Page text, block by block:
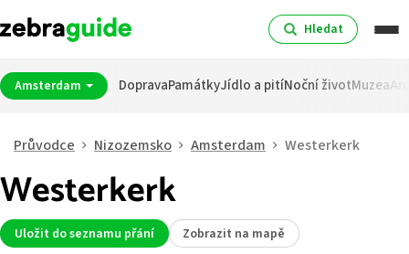
Hledat
Amsterdam DopravaPamátkyJídlo a pitíNoční životMuzea
Průvodce Nizozemsko Amsterdam Westerkerk
Westerkerk
Uložit do seznamu přání Zobrazit na mapě